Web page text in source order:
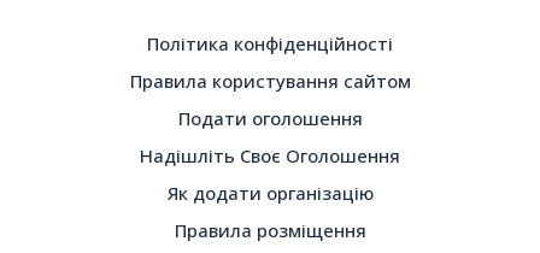
Політика конфіденційності
Правила користування сайтом
Подати оголошення
Надішліть Своє Оголошення
Як додати організацію
Правила розміщення